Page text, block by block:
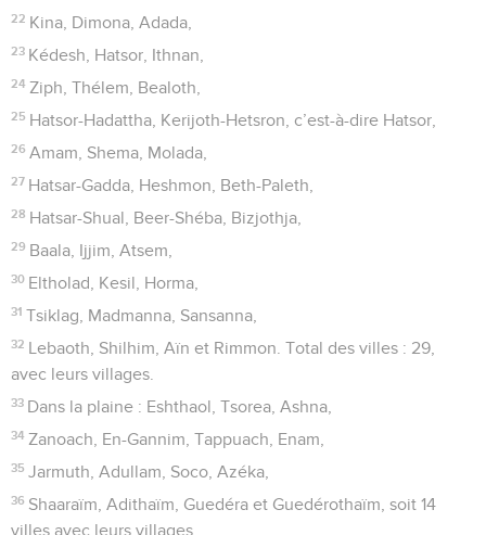
22 Kina, Dimona, Adada,
23 Kédesh, Hatsor, Ithnan,
24 Ziph, Thélem, Bealoth,
25 Hatsor-Hadattha, Kerijoth-Hetsron, c’est-à-dire Hatsor,
26 Amam, Shema, Molada,
27 Hatsar-Gadda, Heshmon, Beth-Paleth,
28 Hatsar-Shual, Beer-Shéba, Bizjothja,
29 Baala, Ijjim, Atsem,
30 Eltholad, Kesil, Horma,
31 Tsiklag, Madmanna, Sansanna,
32 Lebaoth, Shilhim, Aïn et Rimmon. Total des villes : 29,
avec leurs villages.
33 Dans la plaine : Eshthaol, Tsorea, Ashna,
34 Zanoach, En-Gannim, Tappuach, Enam,
35 Jarmuth, Adullam, Soco, Azéka,
36 Shaaraïm, Adithaïm, Guedéra et Guedérothaïm, soit 14
villes avec leurs villages.